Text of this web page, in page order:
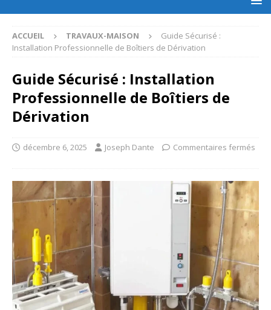
ACCUEIL TRAVAUX-MAISON
Guide Sécurisé :
Installation Professionnelle de Boîtiers de Dérivation
Guide Sécurisé : Installation
Professionnelle de Boîtiers de
Dérivation
décembre 6, 2025 Joseph Dante Commentaires fermés